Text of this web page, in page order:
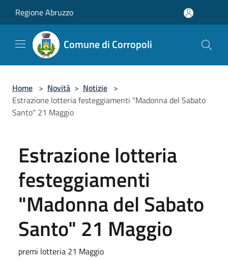
Regione Abruzzo
Comune di Corropoli
Home > Novità > Notizie >
Estrazione lotteria festeggiamenti "Madonna del Sabato
Santo" 21 Maggio
Estrazione lotteria
festeggiamenti
"Madonna del Sabato
Santo" 21 Maggio
premi lotteria 21 Maggio